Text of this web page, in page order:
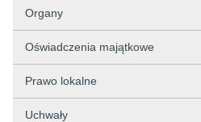
Organy
Oświadczenia majątkowe
Prawo lokalne
Uchwały